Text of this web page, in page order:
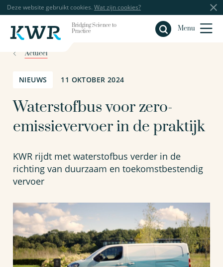
Deze website gebruikt cookies. Wat zijn cookies?
Bridging Science to
Practice
Menu
Sluiten
Actueel
NIEUWS 11 OKTOBER 2024
Waterstofbus voor zero-
emissievervoer in de praktijk
KWR rijdt met waterstofbus verder in de
richting van duurzaam en toekomstbestendig
vervoer